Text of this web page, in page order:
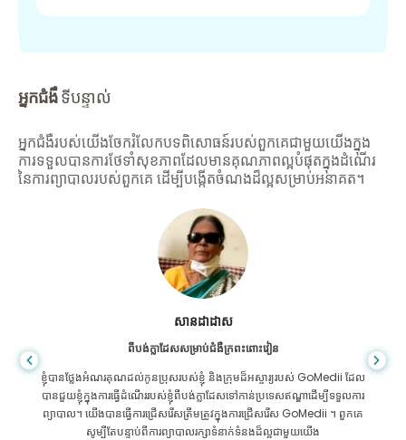
អ្នកជំងឺទីបន្ទាល់
អ្នកជំងឺរបស់យើងចែករំលែកបទពិសោធន៍របស់ពួកគេជាមួយយើងក្នុង
ការទទួលបានការថែទាំសុខភាពដែលមានគុណភាពល្អបំផុតក្នុងដំណើរ
នៃការព្យាបាលរបស់ពួកគេ ដើម្បីបង្កើតចំណងដ៏ល្អសម្រាប់អនាគត។
សានដាដាស
ពីបង់ក្លាដែសសម្រាប់ជំងឺក្រពះពោះវៀន
ខ្ញុំបានថ្លែងអំណរគុណដល់កូនប្រុសរបស់ខ្ញុំ និងក្រុមដ៏អស្ចារ្យរបស់ GoMedii ដែល
បានជួយខ្ញុំក្នុងការធ្វើដំណើររបស់ខ្ញុំពីបង់ក្លាដែសទៅកាន់ប្រទេសឥណ្ឌាដើម្បីទទួលការ
ព្យាបាល។ យើងបានធ្វើការជ្រើសរើសត្រឹមត្រូវក្នុងការជ្រើសរើស GoMedii ។ ពួកគេ
សូម្បីតែបន្ទាប់ពីការព្យាបាលរក្សាទំនាក់ទំនងដ៏ល្អជាមួយយើង